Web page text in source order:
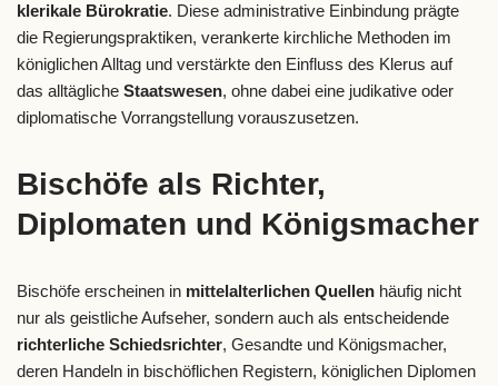
klerikale Bürokratie. Diese administrative Einbindung prägte
die Regierungspraktiken, verankerte kirchliche Methoden im
königlichen Alltag und verstärkte den Einfluss des Klerus auf
das alltägliche Staatswesen, ohne dabei eine judikative oder
diplomatische Vorrangstellung vorauszusetzen.
Bischöfe als Richter,
Diplomaten und Königsmacher
Bischöfe erscheinen in mittelalterlichen Quellen häufig nicht
nur als geistliche Aufseher, sondern auch als entscheidende
richterliche Schiedsrichter, Gesandte und Königsmacher,
deren Handeln in bischöflichen Registern, königlichen Diplomen